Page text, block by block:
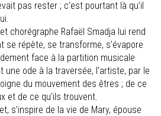
pas rester ; c’est pourtant là qu’il
chorégraphe Rafaël Smadja lui rend
se répète, se transforme, s’évapore
face à la partition musicale
une ode à la traversée, l’artiste, par le
du mouvement des êtres ; de ce
et de ce qu’ils trouvent.
s’inspire de la vie de Mary, épouse